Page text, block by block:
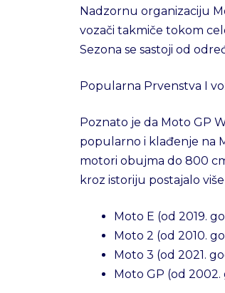
Nadzornu organizaciju
vozači takmiče tokom
Sezona se sastoji od
Popularna Prvenstva I
Poznato je da Moto GP
popularno i klađenje na
motori obujma do 800
kroz istoriju postajalo
Moto E (od 2019.
Moto 2 (od 2010.
Moto 3 (od 2021.
Moto GP (od 2002.